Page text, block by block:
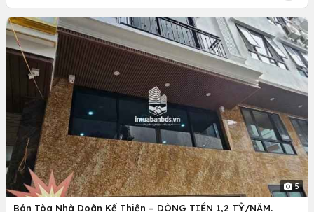
5
Bán Tòa Nhà Doãn Kế Thiện – DÒNG TIỀN 1,2 TỶ/NĂM.